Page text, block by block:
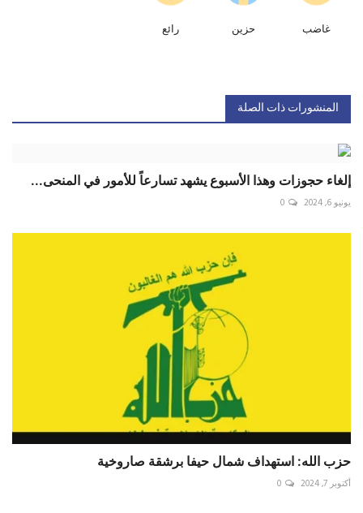
غاضب حزين رائع
المنشورات ذات الصلة
إلغاء حجوزات وهذا الأسبوع يشهد تسارعاً للأمور في المنحى...
يونيو 6, 2024 0
حزب الله: استهداف شمال حيفا برشقة صاروخية
أكتوبر 7, 2024 0